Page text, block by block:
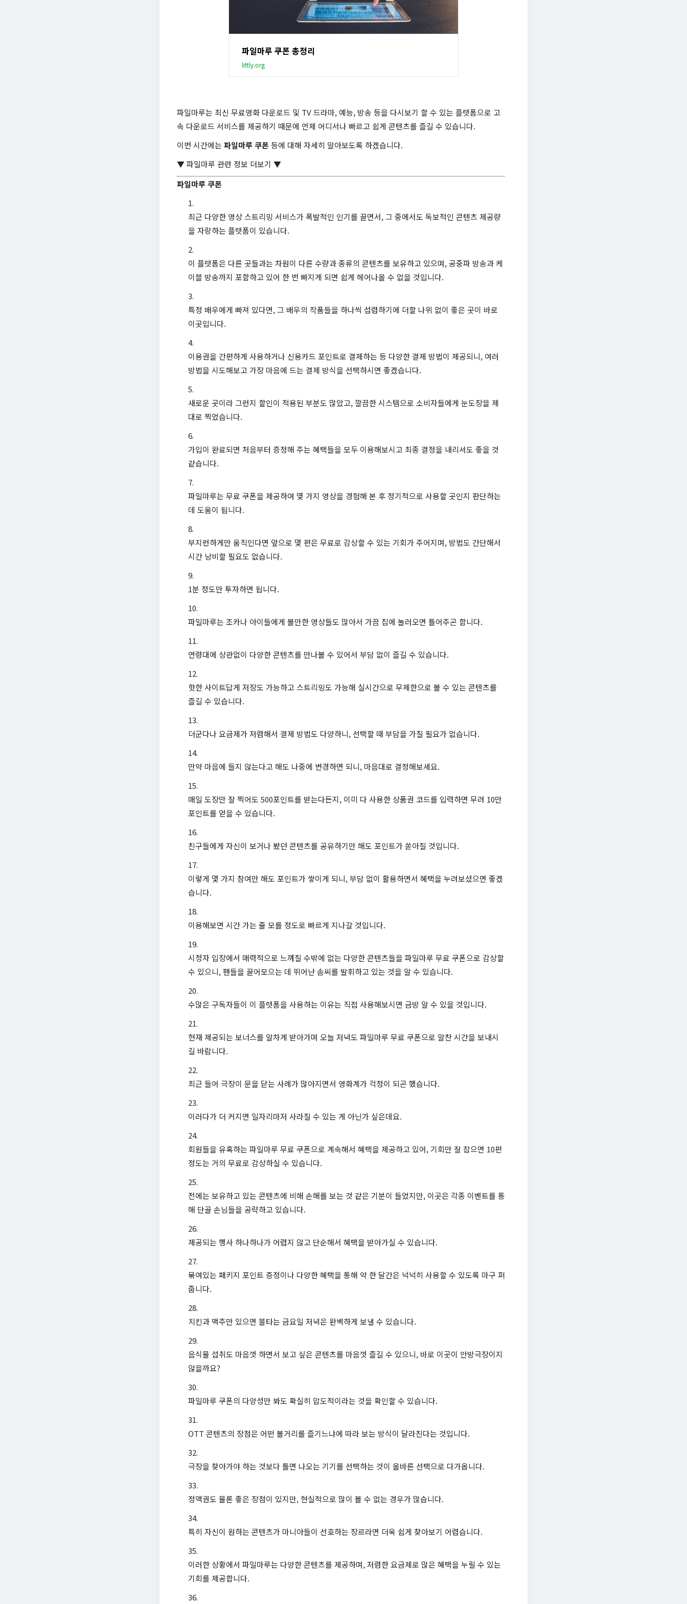
파일마루 쿠폰 총정리
littly.org
파일마루는 최신 무료영화 다운로드 및 TV 드라마, 예능, 방송 등을 다시보기 할 수 있는 플랫폼으로 고
속 다운로드 서비스를 제공하기 때문에 언제 어디서나 빠르고 쉽게 콘텐츠를 즐길 수 있습니다.
이번 시간에는 파일마루 쿠폰등에 대해 자세히 알아보도록 하겠습니다.
▼ 파일마루 관련 정보 더보기 ▼
파일마루 쿠폰
최근 다양한 영상 스트리밍 서비스가 폭발적인 인기를 끌면서, 그 중에서도 독보적인 콘텐츠 제공량
을 자랑하는 플랫폼이 있습니다.
이 플랫폼은 다른 곳들과는 차원이 다른 수량과 종류의 콘텐츠를 보유하고 있으며, 공중파 방송과 케
이블 방송까지 포함하고 있어 한 번 빠지게 되면 쉽게 헤어나올 수 없을 것입니다.
특정 배우에게 빠져 있다면, 그 배우의 작품들을 하나씩 섭렵하기에 더할 나위 없이 좋은 곳이 바로
이곳입니다.
이용권을 간편하게 사용하거나 신용카드 포인트로 결제하는 등 다양한 결제 방법이 제공되니, 여러
방법을 시도해보고 가장 마음에 드는 결제 방식을 선택하시면 좋겠습니다.
새로운 곳이라 그런지 할인이 적용된 부분도 많았고, 깔끔한 시스템으로 소비자들에게 눈도장을 제
대로 찍었습니다.
가입이 완료되면 처음부터 증정해 주는 혜택들을 모두 이용해보시고 최종 결정을 내리셔도 좋을 것
같습니다.
파일마루는 무료 쿠폰을 제공하여 몇 가지 영상을 경험해 본 후 정기적으로 사용할 곳인지 판단하는
데 도움이 됩니다.
부지런하게만 움직인다면 앞으로 몇 편은 무료로 감상할 수 있는 기회가 주어지며, 방법도 간단해서
시간 낭비할 필요도 없습니다.
1분 정도만 투자하면 됩니다.
파일마루는 조카나 아이들에게 볼만한 영상들도 많아서 가끔 집에 놀러오면 틀어주곤 합니다.
연령대에 상관없이 다양한 콘텐츠를 만나볼 수 있어서 부담 없이 즐길 수 있습니다.
핫한 사이트답게 저장도 가능하고 스트리밍도 가능해 실시간으로 무제한으로 볼 수 있는 콘텐츠를
즐길 수 있습니다.
더군다나 요금제가 저렴해서 결제 방법도 다양하니, 선택할 때 부담을 가질 필요가 없습니다.
만약 마음에 들지 않는다고 해도 나중에 변경하면 되니, 마음대로 결정해보세요.
매일 도장만 잘 찍어도 500포인트를 받는다든지, 이미 다 사용한 상품권 코드를 입력하면 무려 10만
포인트를 얻을 수 있습니다.
친구들에게 자신이 보거나 봤던 콘텐츠를 공유하기만 해도 포인트가 쏟아질 것입니다.
이렇게 몇 가지 참여만 해도 포인트가 쌓이게 되니, 부담 없이 활용하면서 혜택을 누려보셨으면 좋겠
습니다.
이용해보면 시간 가는 줄 모를 정도로 빠르게 지나갈 것입니다.
시청자 입장에서 매력적으로 느껴질 수밖에 없는 다양한 콘텐츠들을 파일마루 무료 쿠폰으로 감상할
수 있으니, 팬들을 끌어모으는 데 뛰어난 솜씨를 발휘하고 있는 것을 알 수 있습니다.
수많은 구독자들이 이 플랫폼을 사용하는 이유는 직접 사용해보시면 금방 알 수 있을 것입니다.
현재 제공되는 보너스를 알차게 받아가며 오늘 저녁도 파일마루 무료 쿠폰으로 알찬 시간을 보내시
길 바랍니다.
최근 들어 극장이 문을 닫는 사례가 많아지면서 영화계가 걱정이 되곤 했습니다.
이러다가 더 커지면 일자리마저 사라질 수 있는 게 아닌가 싶은데요.
회원들을 유혹하는 파일마루 무료 쿠폰으로 계속해서 혜택을 제공하고 있어, 기회만 잘 잡으면 10편
정도는 거의 무료로 감상하실 수 있습니다.
전에는 보유하고 있는 콘텐츠에 비해 손해를 보는 것 같은 기분이 들었지만, 이곳은 각종 이벤트를 통
해 단골 손님들을 공략하고 있습니다.
제공되는 행사 하나하나가 어렵지 않고 단순해서 혜택을 받아가실 수 있습니다.
묶여있는 패키지 포인트 증정이나 다양한 혜택을 통해 약 한 달간은 넉넉히 사용할 수 있도록 마구 퍼
줍니다.
치킨과 맥주만 있으면 불타는 금요일 저녁은 완벽하게 보낼 수 있습니다.
음식물 섭취도 마음껏 하면서 보고 싶은 콘텐츠를 마음껏 즐길 수 있으니, 바로 이곳이 안방극장이지
않을까요?
파일마루 쿠폰의 다양성만 봐도 확실히 압도적이라는 것을 확인할 수 있습니다.
OTT 콘텐츠의 장점은 어떤 볼거리를 즐기느냐에 따라 보는 방식이 달라진다는 것입니다.
극장을 찾아가야 하는 것보다 틀면 나오는 기기를 선택하는 것이 올바른 선택으로 다가옵니다.
정액권도 물론 좋은 장점이 있지만, 현실적으로 많이 볼 수 없는 경우가 많습니다.
특히 자신이 원하는 콘텐츠가 마니아들이 선호하는 장르라면 더욱 쉽게 찾아보기 어렵습니다.
이러한 상황에서 파일마루는 다양한 콘텐츠를 제공하며, 저렴한 요금제로 많은 혜택을 누릴 수 있는
기회를 제공합니다.